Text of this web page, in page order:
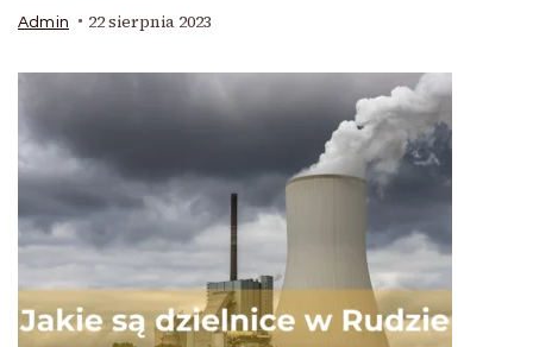
Admin 22 sierpnia 2023